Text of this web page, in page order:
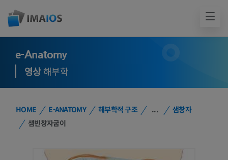
e-Anatomy
영상해부학
HOME E-ANATOMY 해부학적 구조 ...
샘창자
샘빈창자굽이